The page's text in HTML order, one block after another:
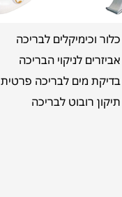
תחזוקה
כלור וכימיקלים לבריכה
אביזרים לניקוי הבריכה
בדיקת מים לבריכה פרטית
תיקון רובוט לבריכה